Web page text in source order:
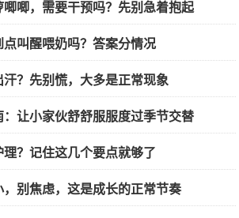
唧唧，需要干预吗？先别急着抱起
点叫醒喂奶吗？答案分情况
？先别慌，大多是正常现象
：让小家伙舒舒服服度过季节交替
？记住这几个要点就够了
，别焦虑，这是成长的正常节奏